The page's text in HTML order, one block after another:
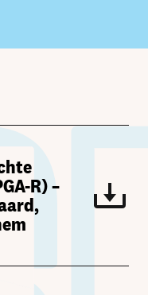
R) –